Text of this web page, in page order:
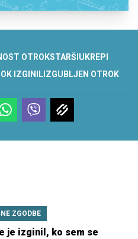
OTROKSTARŠI UKREPI
IZGINILIZGUBLJEN OTROK
ZGODBE
je izginil, ko sem se